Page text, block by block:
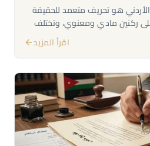
الأردني هو تحريف متعمد للحقيقة
ركنين مادي ومعنوي، وتختلف
جناية مشددة في الأوراق
اقرأ المزيد